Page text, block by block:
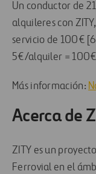
Un conductor de
alquileres con
servicio de 100€
5€/alquiler =
Más información:
Acerca de
ZITY es un
Ferrovial en el